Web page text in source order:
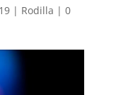
| Rodilla | 0